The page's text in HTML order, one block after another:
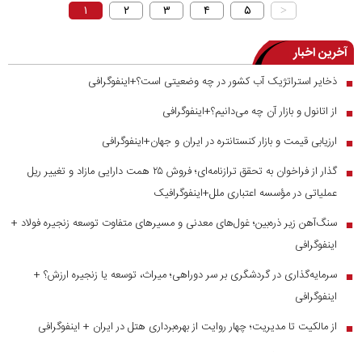
۱ ۲ ۳ ۴ ۵ >
آخرین اخبار
■ ذخایر استراتژیک آب کشور در چه وضعیتی است؟+اینفوگرافی
■ از اتانول و بازار آن چه می‌دانیم؟+اینفوگرافی
■ ارزیابی قیمت و بازار کنستانتره در ایران و جهان+اینفوگرافی
■
گذار از فراخوان به تحقق ترازنامه‌ای؛ فروش ۲۵ همت دارایی مازاد و تغییر ریل
عملیاتی در مؤسسه اعتباری ملل+اینفوگرافیک
■ سنگ‌آهن زیر ذره‌بین؛ غول‌های معدنی و مسیر‌های متفاوت توسعه زنجیره فولاد +
اینفوگرافی
■ سرمایه‌گذاری در گردشگری بر سر دوراهی؛ میراث، توسعه یا زنجیره ارزش؟ +
اینفوگرافی
■ از مالکیت تا مدیریت؛ چهار روایت از بهره‌برداری هتل در ایران + اینفوگرافی